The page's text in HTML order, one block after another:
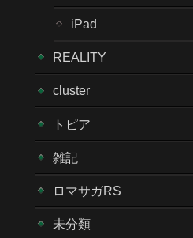
iPad
REALITY
cluster
トピア
雑記
ロマサガRS
未分類